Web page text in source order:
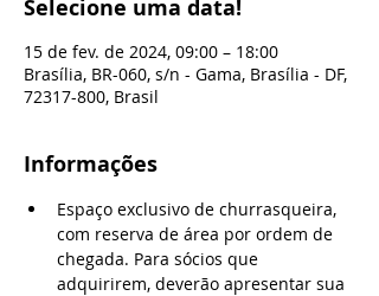
Selecione uma data!
15 de fev. de 2024, 09:00 – 18:00
Brasília, BR-060, s/n - Gama, Brasília - DF,
72317-800, Brasil
Informações
Espaço exclusivo de churrasqueira,
com reserva de área por ordem de
chegada. Para sócios que
adquirirem, deverão apresentar sua